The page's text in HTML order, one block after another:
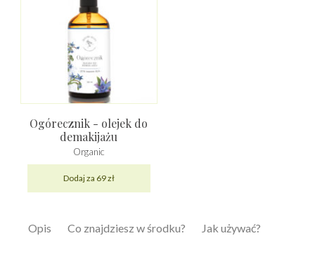
Ogórecznik - olejek do
demakijażu
Organic
Dodaj za 69 zł
Opis Co znajdziesz w środku? Jak używać?